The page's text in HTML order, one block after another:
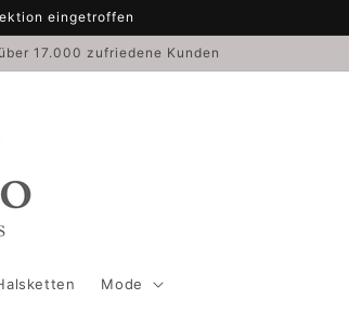
eingetroffen
17.000 zufriedene Kunden
Mode